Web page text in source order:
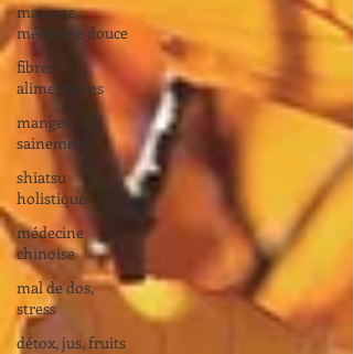
massage,
médecine douce
fibres
alimentaires
manger
sainement,
shiatsu
holistique
médecine
chinoise
mal de dos,
stress
détox, jus, fruits